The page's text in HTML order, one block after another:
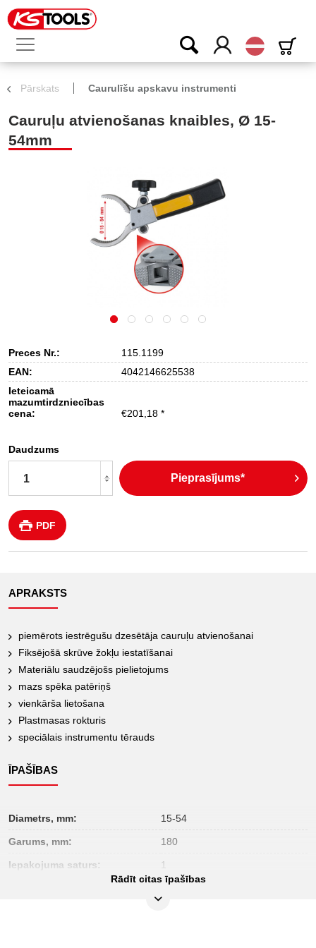
Latvijas
Pārskats Caurulīšu apskavu instrumenti
Cauruļu atvienošanas knaibles, Ø 15-
54mm
Preces Nr.:
115.1199
EAN:
4042146625538
Ieteicamā
mazumtirdzniecības
cena:
€201,18 *
Daudzums
Pieprasījums*
PDF
APRAKSTS
piemērots iestrēgušu dzesētāja cauruļu atvienošanai
Fiksējošā skrūve žokļu iestatīšanai
Materiālu saudzējošs pielietojums
mazs spēka patēriņš
vienkārša lietošana
Plastmasas rokturis
speciālais instrumentu tērauds
ĪPAŠĪBAS
Diametrs, mm: 15-54
Garums, mm: 180
Iepakojuma saturs: 1
32
Rādīt citas īpašības